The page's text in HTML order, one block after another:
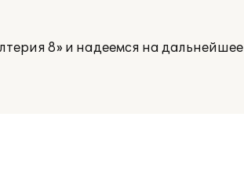
8» и надеемся на дальнейшее